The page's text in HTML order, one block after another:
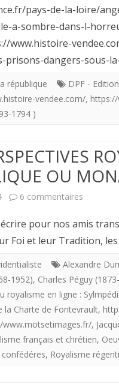
Jean-
Couet
entre
sur
dans
Via
DPF)
pays-de-la-loire/
a-sombre-dans-l-
www.histoire-
prisons-dangers-sous-
république DPF -
vendee.com/,
1794 )
OU
6 commentaires
Volto.
POUR
LE
XXI°
SIECLE
pour nos amis
Foi et leur Tradition,
Alexandre
1952), Charles Péguy
royalisme en ligne :
la Charte de Fontevrault,
www.motsetimages.fr/,
français et chrétien,
, Royalisme